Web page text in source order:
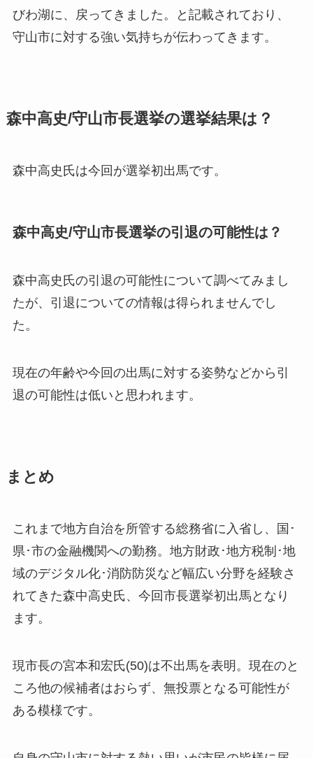
びわ湖に、戻ってきました。
と記載されており、
守山市に対する強い気持ちが伝わってきます。
森中高史/守山市長選挙の選挙結果は？
森中高史氏は今回が選挙初出馬です。
森中高史/守山市長選挙の引退の可能性は？
森中高史氏の引退の可能性について調べてみまし
たが、 引退についての情報は得られませんでし
た。
現在の年齢や今回の出馬に対する姿勢などから引
退の可能性は低いと思われます。
まとめ
これまで地方自治を所管する総務省に入省し、国･
県･市の金融機関への勤務。地方財政･地方税制･地
域のデジタル化･消防防災など幅広い分野を経験さ
れてきた森中高史氏、今回市長選挙初出馬となり
ます。
現市長の宮本和宏氏(50)は不出馬を表明。現在のと
ころ他の候補者はおらず、無投票となる可能性が
ある模様です。